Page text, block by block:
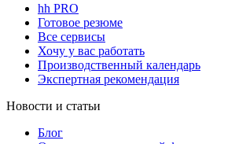
hh PRO
Готовое резюме
Все сервисы
Хочу у вас работать
Производственный календарь
Экспертная рекомендация
Новости и статьи
Блог